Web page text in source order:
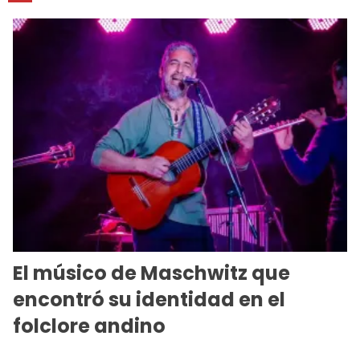
El músico de Maschwitz que
encontró su identidad en el
folclore andino